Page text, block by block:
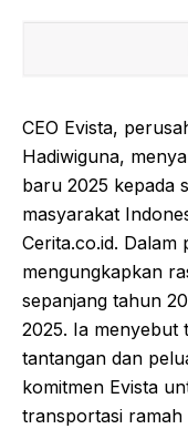
CEO Evista,
Hadiwiguna,
baru 2025 kepada
masyarakat
Cerita.co.id. Dalam
mengungkapkan
sepanjang tahun
2025. Ia menyebut
tantangan dan
komitmen Evista
transportasi ramah